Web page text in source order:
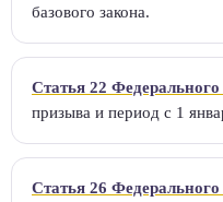
базового закона.
Статья 22
призыва и период с 1
Статья 26